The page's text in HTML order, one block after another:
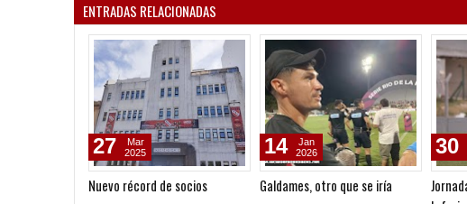
ENTRADAS RELACIONADAS
Nuevo récord de socios
27
Mar
2025
Galdames, otro que se iría
14
Jan
2026
30